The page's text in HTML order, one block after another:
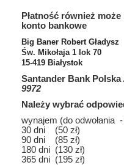
Płatność również
konto bankowe
Big Baner Robert Gładysz
Św. Mikołaja 1 lok 70
15-419 Białystok
Santander Bank Polska
9972
Należy wybrać
wynajem (do odwołania -
30 dni (50 zł)
90 dni (85 zł)
180 dni (130 zł)
365 dni (195 zł)